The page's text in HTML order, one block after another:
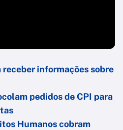
receber informações sobre
pedidos de CPI para
Humanos cobram